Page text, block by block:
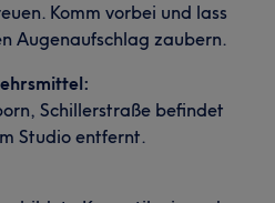
Komm vorbei und lass
Augenaufschlag zaubern.
Schillerstraße befindet
Studio entfernt.